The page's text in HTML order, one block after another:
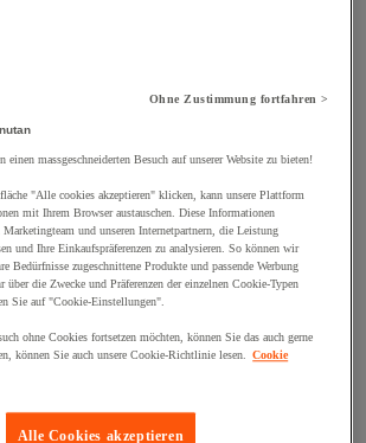
Insektenbekämpfung
Insekten
Ohne Zustimmung fortfahren >
massgeschneiderten Besuch auf unserer Website zu bieten!
"Alle cookies akzeptieren" klicken, kann unsere Plattform
mit Ihrem Browser austauschen. Diese Informationen
Marketingteam und unseren Internetpartnern, die Leistung
und Ihre Einkaufspräferenzen zu analysieren. So können wir
Bedürfnisse zugeschnittene Produkte und passende Werbung
über die Zwecke und Präferenzen der einzelnen Cookie-Typen
Sie auf "Cookie-Einstellungen".
ohne Cookies fortsetzen möchten, können Sie das auch gerne
können Sie auch unsere Cookie-Richtlinie lesen.
Cookie
Alle Cookies akzeptieren